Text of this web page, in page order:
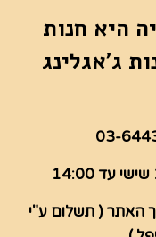
היא חנות
ג'אגלינג
האתר ( תשלום ע"י